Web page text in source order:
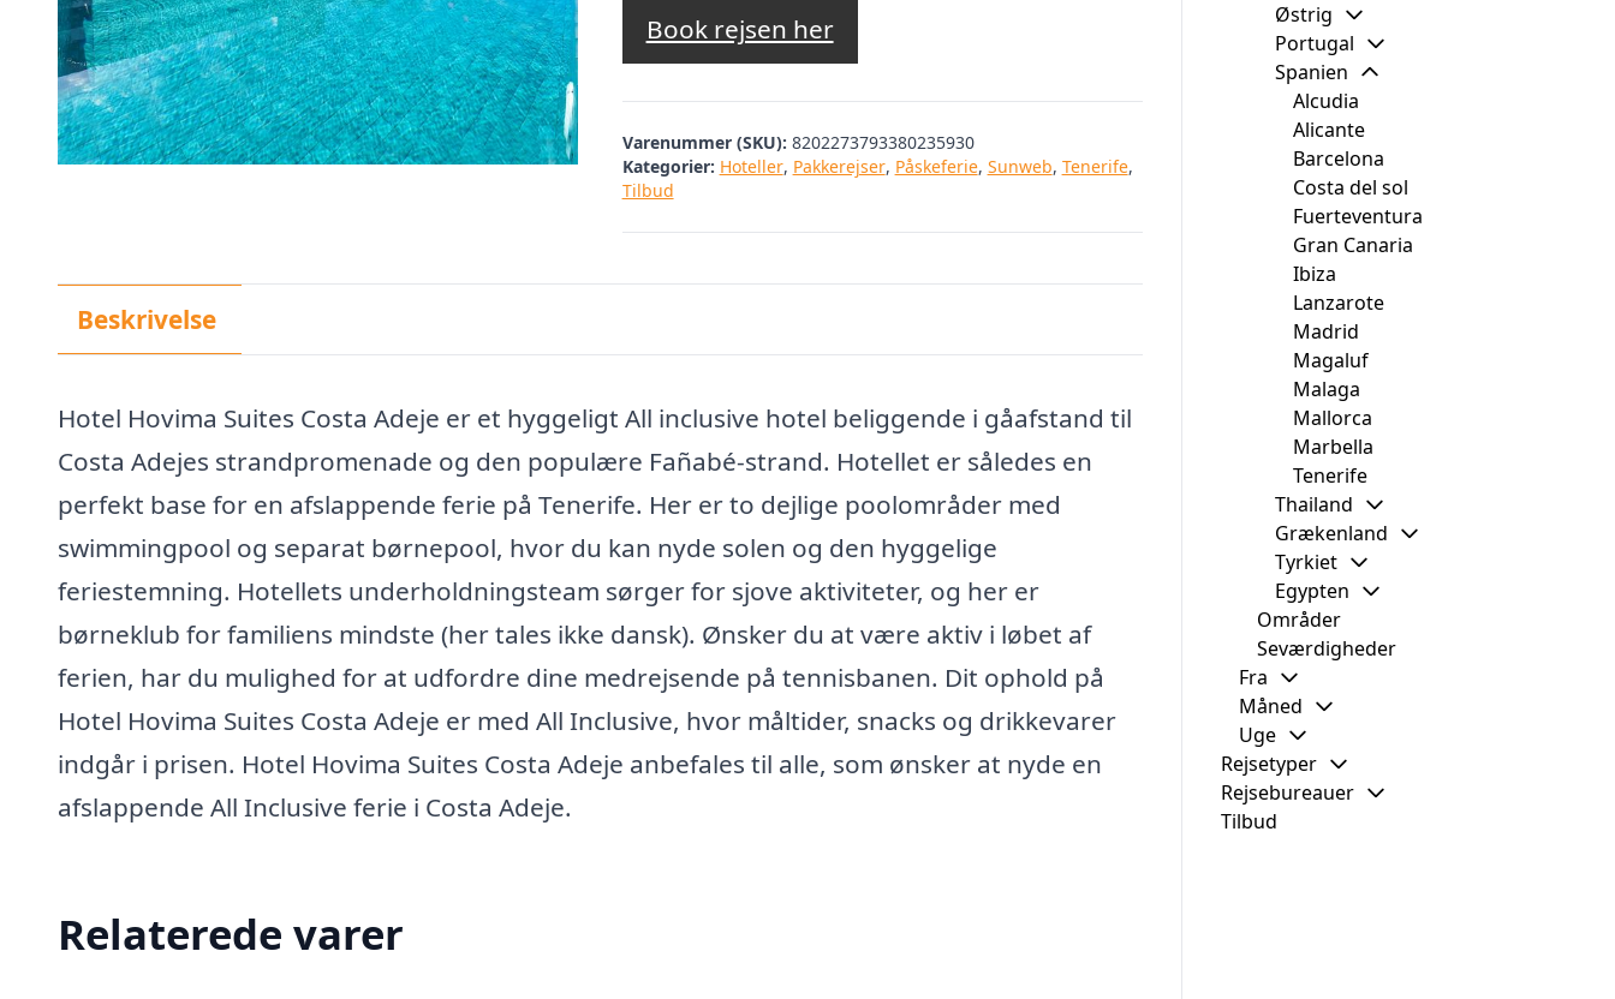
Book rejsen her
Varenummer (SKU): 8202273793380235930
Kategorier: Hoteller, Pakkerejser, Påskeferie, Sunweb, Tenerife,
Tilbud
Beskrivelse
Hotel Hovima Suites Costa Adeje er et hyggeligt All inclusive hotel beliggende i gåafstand til
Costa Adejes strandpromenade og den populære Fañabé-strand. Hotellet er således en
perfekt base for en afslappende ferie på Tenerife. Her er to dejlige poolområder med
swimmingpool og separat børnepool, hvor du kan nyde solen og den hyggelige
feriestemning. Hotellets underholdningsteam sørger for sjove aktiviteter, og her er
børneklub for familiens mindste (her tales ikke dansk). Ønsker du at være aktiv i løbet af
ferien, har du mulighed for at udfordre dine medrejsende på tennisbanen. Dit ophold på
Hotel Hovima Suites Costa Adeje er med All Inclusive, hvor måltider, snacks og drikkevarer
indgår i prisen. Hotel Hovima Suites Costa Adeje anbefales til alle, som ønsker at nyde en
afslappende All Inclusive ferie i Costa Adeje.
Relaterede varer
Østrig
Portugal
Spanien
Alcudia
Alicante
Barcelona
Costa del sol
Fuerteventura
Gran Canaria
Ibiza
Lanzarote
Madrid
Magaluf
Malaga
Mallorca
Marbella
Tenerife
Thailand
Grækenland
Tyrkiet
Egypten
Områder
Seværdigheder
Fra
Måned
Uge
Rejsetyper
Rejsebureauer
Tilbud